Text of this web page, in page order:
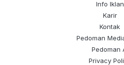
Info Iklan
Karir
Kontak
Pedoman
Pedoman
Privacy